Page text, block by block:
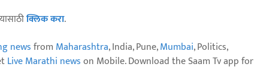
क्लिक करा.
newsfrom Maharashtra, India, Pune,Mumbai, Politics,
Live Marathi newson Mobile. Download the Saam Tv app for